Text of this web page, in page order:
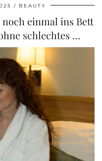
BEAUTY
einmal ins Bett
schlechtes …